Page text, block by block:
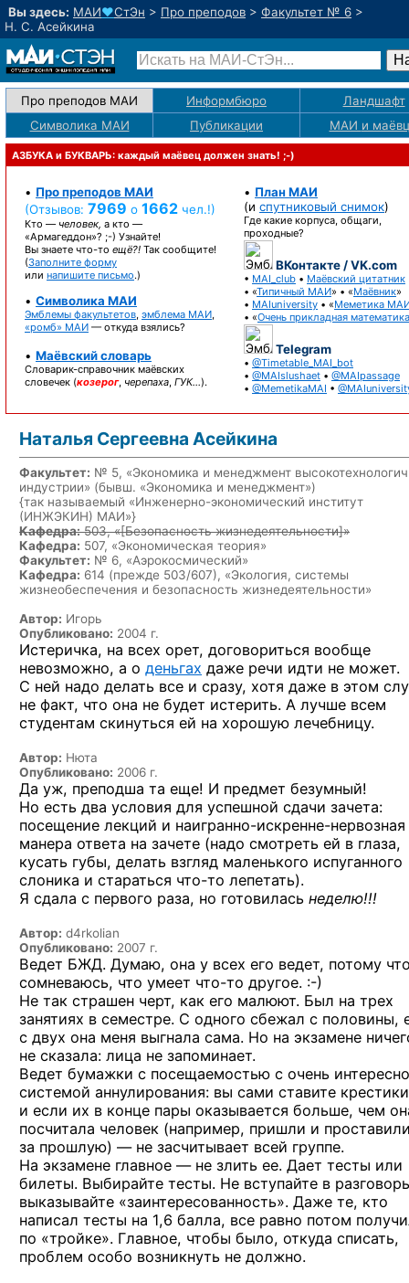
Вы здесь: МАИ♥СтЭн > Про преподов > Факультет № 6 >
Н. С. Асейкина
Про преподов МАИ Информбюро
Ландшафт
Символика МАИ
Публикации МАИ и
АЗБУКА и БУКВАРЬ: каждый маёвец должен знать! ;-)
• Про преподов МАИ
(Отзывов: 7969 о 1662 чел.!)
Кто — человек, а кто —
«Армагеддон»? ;-) Узнайте!
Вы знаете что-то ещё?! Так сообщите!
(Заполните форму
или напишите письмо.)
• Символика МАИ
Эмблемы факультетов, эмблема МАИ,
«ромб» МАИ — откуда взялись?
• Маёвский словарь
Словарик-справочник маёвских
словечек (козерог, черепаха, ГУК…).
• План МАИ
(и спутниковый снимок)
Где какие корпуса, общаги,
проходные?
ВКонтакте / VK.com
• MAI_club • Маёвский цитатник
• «Типичный МАИ» • «Маёвник»
• MAIuniversity • «Меметика
• «Очень прикладная математика
Telegram
• @Timetable_MAI_bot
• @MAIslushaet • @MAIpassage
• @MemetikaMAI •
Наталья Сергеевна Асейкина
Факультет: № 5, «Экономика и менеджмент
индустрии» (бывш. «Экономика и менеджмент»)
{так называемый «Инженерно-экономический институт
(ИНЖЭКИН) МАИ»}
Кафедра:503, «[Безопасность жизнедеятельности]»
Кафедра: 507, «Экономическая теория»
Факультет: № 6, «Аэрокосмический»
Кафедра: 614 (прежде 503/607), «Экология, системы
жизнеобеспечения и безопасность жизнедеятельности»
Автор: Игорь
Опубликовано: 2004 г.
Истеричка, на всех орет, договориться вообще
невозможно, а о деньгах даже речи идти не может.
С ней надо делать все и сразу, хотя даже в этом
не факт, что она не будет истерить. А лучше всем
студентам скинуться ей на хорошую лечебницу.
Автор: Нюта
Опубликовано: 2006 г.
Да уж, преподша та еще! И предмет безумный!
Но есть два условия для успешной сдачи зачета:
посещение лекций и наигранно-искренне-нервозная
манера ответа на зачете (надо смотреть ей в глаза,
кусать губы, делать взгляд маленького испуганного
слоника и стараться что-то лепетать).
Я сдала с первого раза, но готовилась неделю!!!
Автор: d4rkolian
Опубликовано: 2007 г.
Ведет БЖД. Думаю, она у всех его ведет, потому
сомневаюсь, что умеет что-то другое. :-)
Не так страшен черт, как его малюют. Был на трех
занятиях в семестре. С одного сбежал с половины,
с двух она меня выгнала сама. Но на экзамене
не сказала: лица не запоминает.
Ведет бумажки с посещаемостью с очень
системой аннулирования: вы сами ставите
и если их в конце пары оказывается больше, чем
посчитала человек (например, пришли и
за прошлую) — не засчитывает всей группе.
На экзамене главное — не злить ее. Дает тесты или
билеты. Выбирайте тесты. Не вступайте в
выказывайте «заинтересованность». Даже те, кто
написал тесты на 1,6 балла, все равно потом
по «тройке». Главное, чтобы было, откуда списать,
проблем особо возникнуть не должно.